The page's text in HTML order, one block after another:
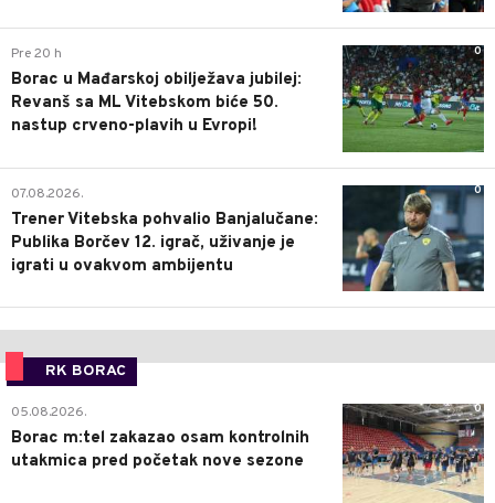
0
Pre 20 h
Borac u Mađarskoj obilježava jubilej:
Revanš sa ML Vitebskom biće 50.
nastup crveno-plavih u Evropi!
0
07.08.2026.
Trener Vitebska pohvalio Banjalučane:
Publika Borčev 12. igrač, uživanje je
igrati u ovakvom ambijentu
RK BORAC
0
05.08.2026.
Borac m:tel zakazao osam kontrolnih
utakmica pred početak nove sezone